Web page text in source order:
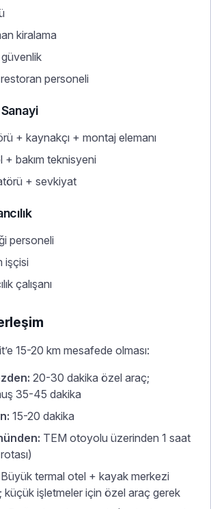
kiralama
güvenlik
personeli
+ kaynakçı + montaj elemanı
+ bakım teknisyeni
+ sevkiyat
personeli
işçisi
çalışanı
15-20 km mesafede olması:
20-30 dakika özel araç;
35-45 dakika
15-20 dakika
TEM otoyolu üzerinden 1 saat
Büyük termal otel + kayak merkezi
küçük işletmeler için özel araç gerek